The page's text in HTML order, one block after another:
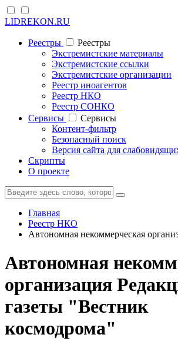
LIDREKON.RU
Реестры
Реестры
Экстремистские материалы
Экстремистские ссылки
Экстремистские организации
Реестр иноагентов
Реестр НКО
Реестр СОНКО
Cервисы
Cервисы
Контент-фильтр
Безопасный поиск
Версия сайта для
Скрипты
О проекте
Главная
Реестр НКО
Автономная некоммерческая
Автономная
организация
газеты "Вестник
космодрома"